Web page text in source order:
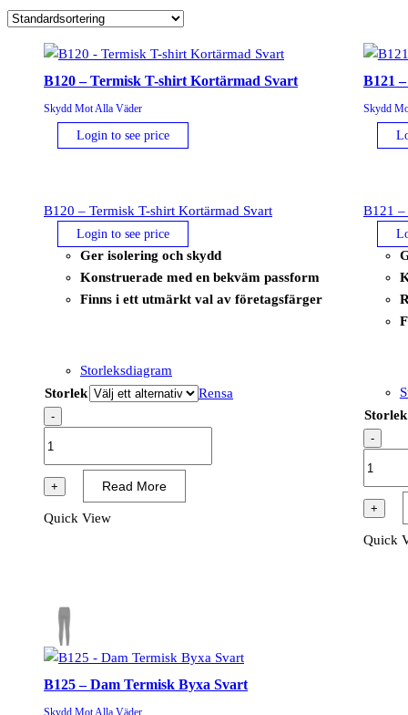
B120 – Termisk T-shirt Kortärmad Svart
Skydd Mot Alla Väder
Login to see price
B120 – Termisk T-shirt Kortärmad Svart
Login to see price
Ger isolering och skydd
Konstruerade med en bekväm passform
Finns i ett utmärkt val av företagsfärger
Storleksdiagram
Storlek
Rensa
-
Termisk
shirt
+ Read More
Quick View
B121
Skydd
B121 –
Storlek
-
Termisk
Svart
+
Quick
B125 – Dam Termisk Byxa Svart